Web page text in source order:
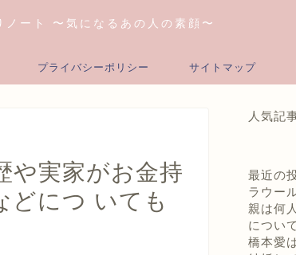
ート 〜気になるあの人の素顔〜
プライバシーポリシー サイトマップ
や実家がお金持
どにつ いても
人気記
最近の
ラウー
親は何
につい
橋本愛